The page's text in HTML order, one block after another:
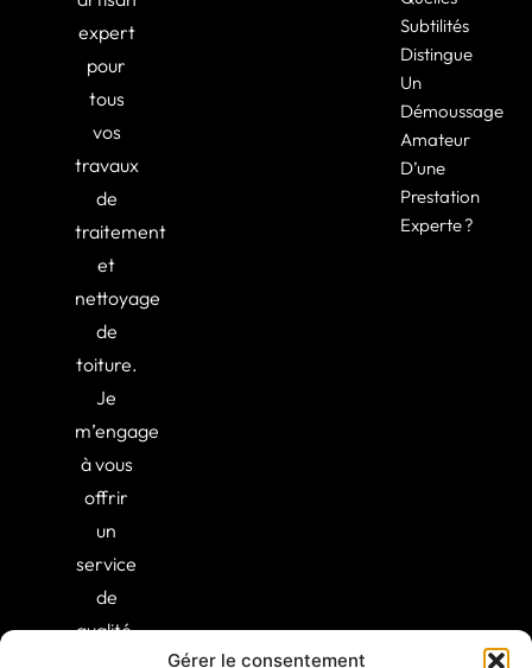
Gérer le consentement
expert
pour
tous
vos
travaux
de
traitement
et
nettoyage
de
toiture.
Je
m’engage
à vous
offrir
un
service
de
qualité,
Subtilités
Distingue
Un
Démoussage
Amateur
D’une
Prestation
Experte ?